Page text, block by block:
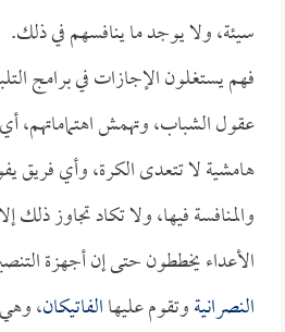
سيئة، ولا يوجد ما ينافسهم في ذلك.
فهم يستغلون الإجازات في برامج
عقول الشباب، وتهمش اهتماماتهم، أي
هامشية لا تتعدى الكرة، وأي فريق
والمنافسة فيها، ولا تكاد تجاوز ذلك
الأعداء يخططون حتى إن أجهزة
النصرانيةوتقوم عليهاالفاتيكان،